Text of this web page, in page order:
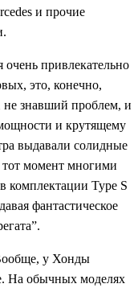
и прочие
очень привлекательно
это, конечно,
не знавший проблем, и
и крутящему
выдавали солидные
момент многими
комплектации Type S
фантастическое
у Хонды
На обычных моделях